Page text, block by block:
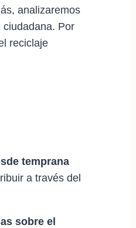
analizaremos
ciudadana. Por
reciclaje
temprana
a través del
sobre el